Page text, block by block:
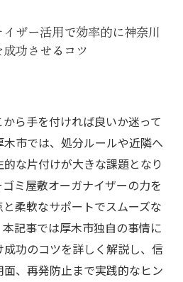
ザー活用で効率的に神奈川
功させるコツ
ら手を付ければ良いか迷って
市では、処分ルールや近隣へ
な片付けが大きな課題となり
ミ屋敷オーガナイザーの力を
柔軟なサポートでスムーズな
記事では厚木市独自の事情に
功のコツを詳しく解説し、信
、再発防止まで実践的なヒン